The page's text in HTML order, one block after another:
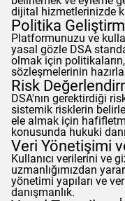
dijital hizmetlerinizde
Politika
Platformunuzu ve
yasal gözle DSA
olmak için politikaların,
sözleşmelerinin
Risk
DSA'nın gerektirdiği
sistemik risklerin
ele almak için
konusunda hukuki
Veri Yönetişimi
Kullanıcı verilerini ve
uzmanlığımızdan
yönetimi yapıları ve
danışmanlık.